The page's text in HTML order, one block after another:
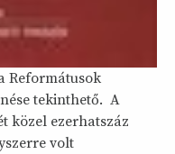
Reformátusok
tekinthető. A
közel ezerhatszáz
volt